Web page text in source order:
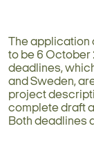
The application
to be 6 October
deadlines,
and Sweden,
project
complete draft
Both deadlines